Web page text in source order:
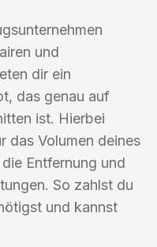
und
dir ein
das genau auf
ist. Hierbei
das Volumen deines
Entfernung und
So zahlst du
und kannst